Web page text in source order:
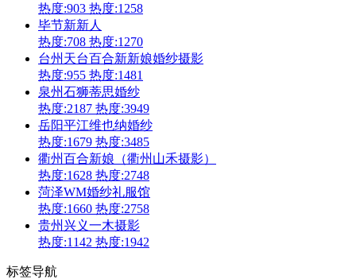
热度:903 热度:1258
毕节新新人
热度:708 热度:1270
台州天台百合新新娘婚纱摄影
热度:955 热度:1481
泉州石狮蒂思婚纱
热度:2187 热度:3949
岳阳平江维也纳婚纱
热度:1679 热度:3485
衢州百合新娘（衢州山禾摄影）
热度:1628 热度:2748
菏泽WM婚纱礼服馆
热度:1660 热度:2758
贵州兴义一木摄影
热度:1142 热度:1942
标签导航